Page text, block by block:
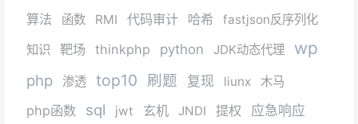
算法
函数 RMI 代码审计 哈希
fastjson反序列化
知识
靶场 thinkphp python JDK动态代理 wp
php 渗透 top10 刷题 复现 liunx 木马
php函数 sql jwt 玄机 JNDI 提权
应急响应